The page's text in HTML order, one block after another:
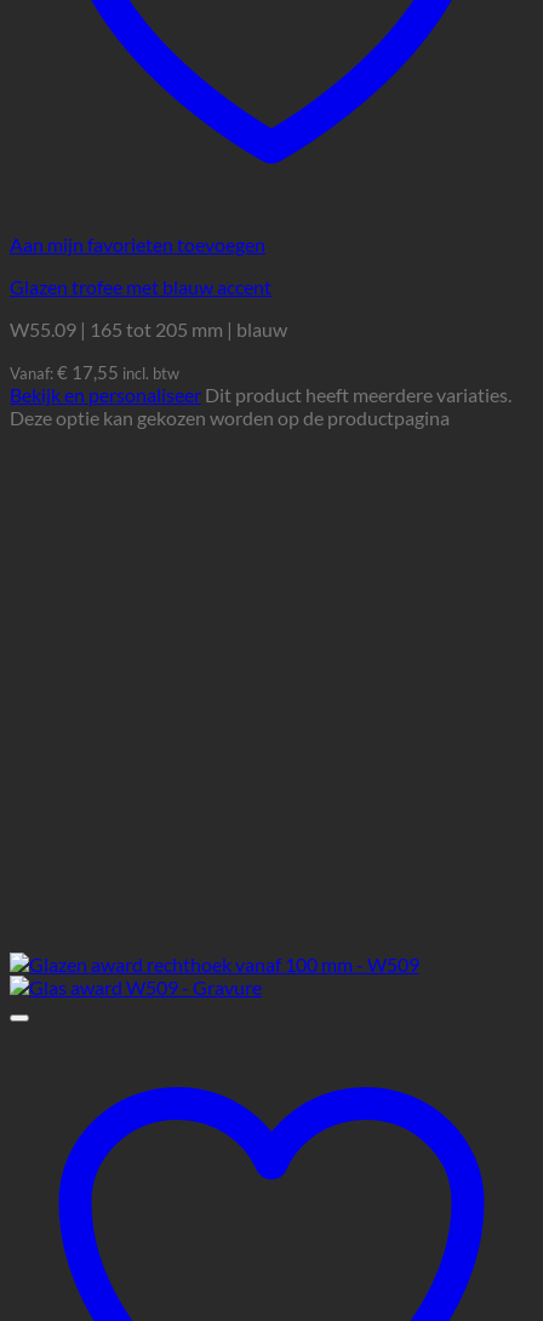
Aan mijn favorieten toevoegen
Glazen trofee met blauw accent
W55.09 | 165 tot 205 mm | blauw
Vanaf: € 17,55 incl. btw
Bekijk en personaliseer Dit product heeft meerdere variaties.
Deze optie kan gekozen worden op de productpagina